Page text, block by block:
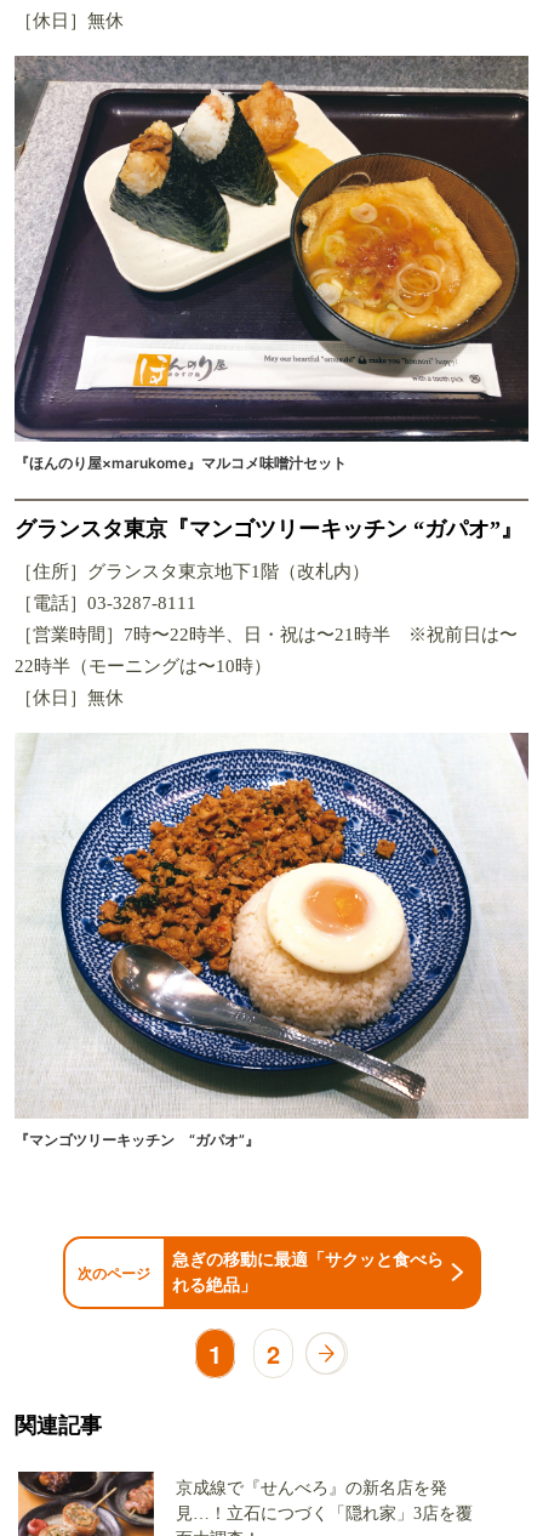
［休日］無休
『ほんのり屋×marukome』マルコメ味噌汁セット
グランスタ東京『マンゴツリーキッチン “ガパオ”』
［住所］グランスタ東京地下1階（改札内）
［電話］03-3287-8111
［営業時間］7時〜22時半、日・祝は〜21時半 ※祝前日は〜
22時半（モーニングは〜10時）
［休日］無休
『マンゴツリーキッチン “ガパオ”』
次のページ
急ぎの移動に最適「サクッと食べら
れる絶品」
1 2
関連記事
京成線で『せんべろ』の新名店を発
見…！立石につづく「隠れ家」3店を覆